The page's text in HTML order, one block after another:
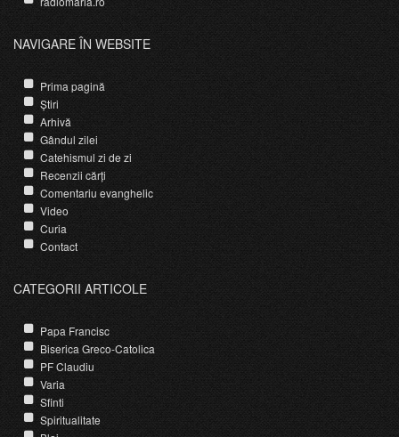
NAVIGARE ÎN WEBSITE
Prima pagină
Știri
Arhivă
Gândul zilei
Catehismul zi de zi
Recenzii cărți
Comentariu evanghelic
Video
Curia
Contact
CATEGORII ARTICOLE
Papa Francisc
Biserica Greco-Catolica
PF Claudiu
Varia
Sfinti
Spiritualitate